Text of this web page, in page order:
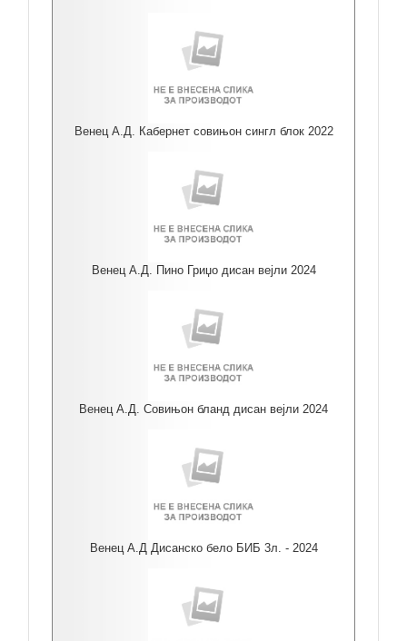
Венец А.Д. Кабернет совињон сингл блок 2022
Венец А.Д. Пино Гриџо дисан вејли 2024
Венец А.Д. Совињон бланд дисан вејли 2024
Венец А.Д Дисанско бело БИБ 3л. - 2024